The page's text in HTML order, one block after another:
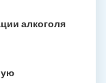
алкоголя